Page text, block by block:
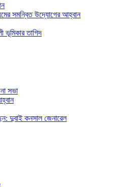
সমন্বিত উদ্যোগের আহ্বান
ভূমিকার তাগিদ
সভা
দুবাই কনসাল জেনারেল